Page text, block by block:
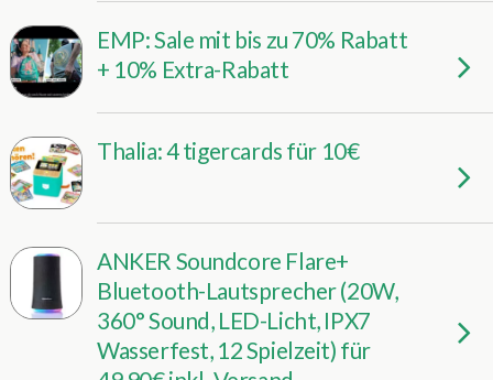
EMP: Sale mit bis zu 70% Rabatt
+ 10% Extra-Rabatt
Thalia: 4 tigercards für 10€
ANKER Soundcore Flare+
Bluetooth-Lautsprecher (20W,
360° Sound, LED-Licht, IPX7
Wasserfest, 12 Spielzeit) für